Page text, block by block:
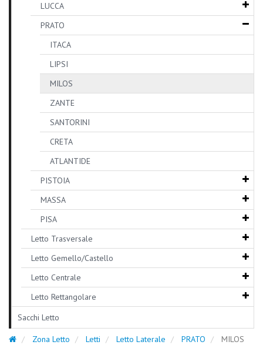
LUCCA
PRATO
ITACA
LIPSI
MILOS
ZANTE
SANTORINI
CRETA
ATLANTIDE
PISTOIA
MASSA
PISA
Letto Trasversale
Letto Gemello/Castello
Letto Centrale
Letto Rettangolare
Sacchi Letto
Zona Letto Letti Letto Laterale PRATO MILOS